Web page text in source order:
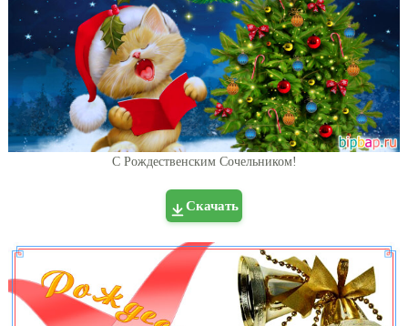
С Рождественским Сочельником!
Скачать